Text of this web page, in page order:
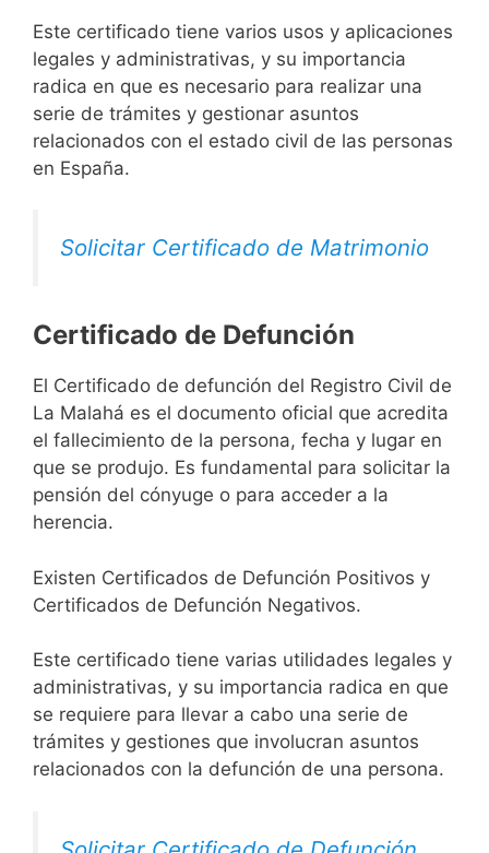
Este certificado tiene varios usos y aplicaciones
legales y administrativas, y su importancia
radica en que es necesario para realizar una
serie de trámites y gestionar asuntos
relacionados con el estado civil de las personas
en España.
Solicitar Certificado de Matrimonio
Certificado de Defunción
El Certificado de defunción del Registro Civil de
La Malahá es el documento oficial que acredita
el fallecimiento de la persona, fecha y lugar en
que se produjo. Es fundamental para solicitar la
pensión del cónyuge o para acceder a la
herencia.
Existen Certificados de Defunción Positivos y
Certificados de Defunción Negativos.
Este certificado tiene varias utilidades legales y
administrativas, y su importancia radica en que
se requiere para llevar a cabo una serie de
trámites y gestiones que involucran asuntos
relacionados con la defunción de una persona.